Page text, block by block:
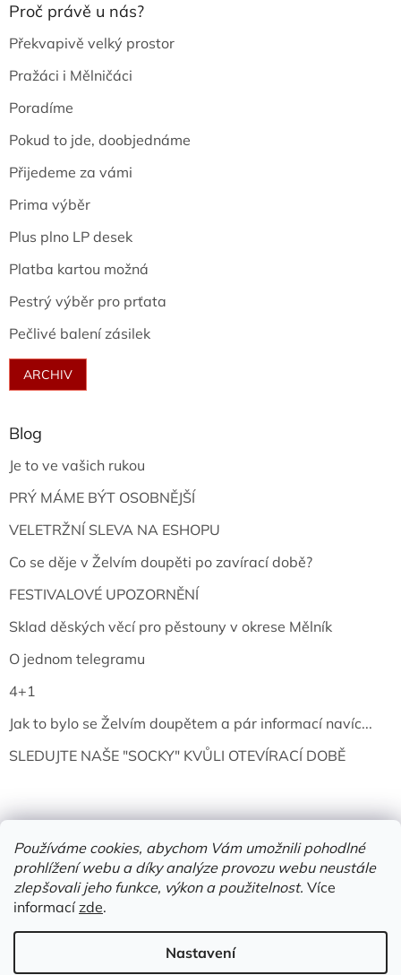
Používáme cookies, abychom Vám umožnili pohodlné
prohlížení webu a díky analýze provozu webu neustále
zlepšovali jeho funkce, výkon a použitelnost. Více
informacízde.
Nastavení
Proč právě u nás?
Překvapivě velký prostor
Pražáci i Mělničáci
Poradíme
Pokud to jde, doobjednáme
Přijedeme za vámi
Prima výběr
Plus plno LP desek
Platba kartou možná
Pestrý výběr pro prťata
Pečlivé balení zásilek
ARCHIV
Blog
Je to ve vašich rukou
PRÝ MÁME BÝT OSOBNĚJŠÍ
VELETRŽNÍ SLEVA NA ESHOPU
Co se děje v Želvím doupěti po zavírací době?
FESTIVALOVÉ UPOZORNĚNÍ
Sklad děských věcí pro pěstouny v okrese Mělník
O jednom telegramu
4+1
Jak to bylo se Želvím doupětem a pár informací navíc...
SLEDUJTE NAŠE "SOCKY" KVŮLI OTEVÍRACÍ DOBĚ
Vytvořil Shoptet